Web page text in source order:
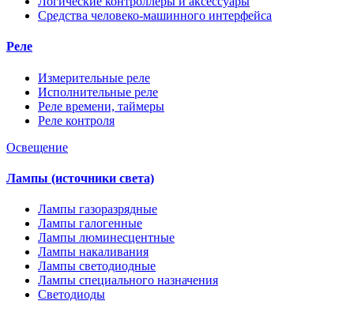
Средства человеко-машинного интерфейса
Реле
Измерительные реле
Исполнительные реле
Реле времени, таймеры
Реле контроля
Освещение
Лампы (источники света)
Лампы газоразрядные
Лампы галогенные
Лампы люминесцентные
Лампы накаливания
Лампы светодиодные
Лампы специального назначения
Светодиоды